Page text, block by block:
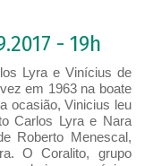
- 19h
Lyra e Vinícius de
em 1963 na boate
ocasião, Vinicius leu
Carlos Lyra e Nara
Roberto Menescal,
O Coralito, grupo